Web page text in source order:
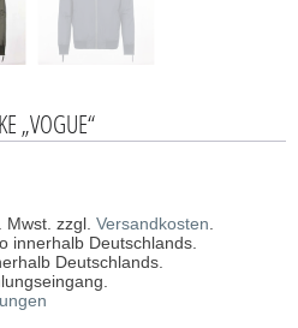
„VOGUE“
Mwst. zzgl. Versandkosten.
innerhalb Deutschlands.
Deutschlands.